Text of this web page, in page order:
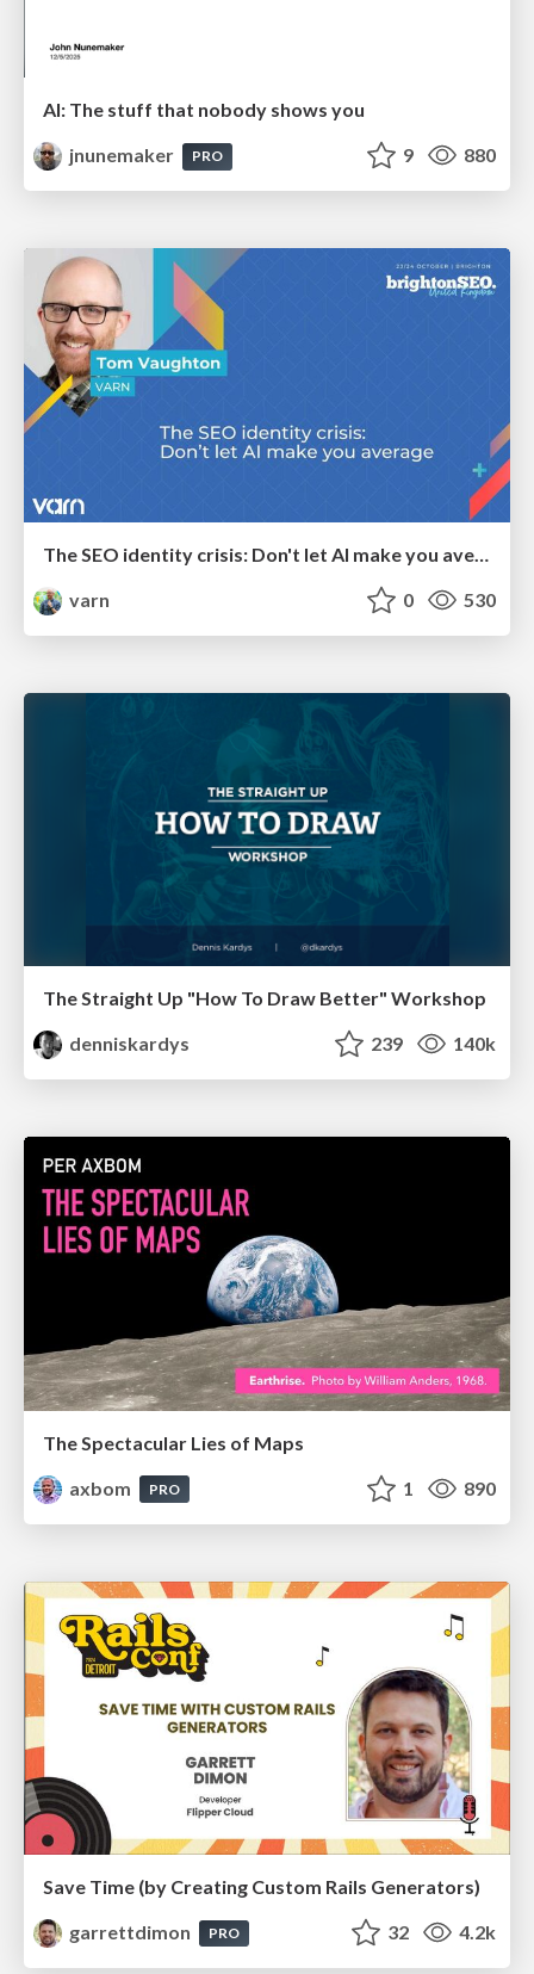
AI: The stuff that nobody shows you
jnunemaker
PRO 9 880
The SEO identity crisis: Don't let AI make you average
varn
0 530
The Straight Up "How To Draw Better" Workshop
denniskardys
239 140k
The Spectacular Lies of Maps
axbom
PRO 1 890
Save Time (by Creating Custom Rails Generators)
garrettdimon
PRO 32 4.2k